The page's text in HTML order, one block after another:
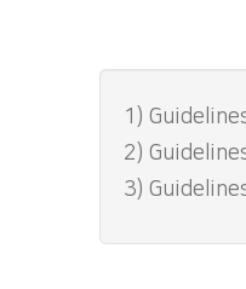
1)
2)
3)